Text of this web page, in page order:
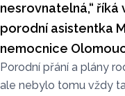
nesrovnatelná,“ říká
porodní asistentka
nemocnice
Porodní přání a plány
ale nebylo tomu vždy